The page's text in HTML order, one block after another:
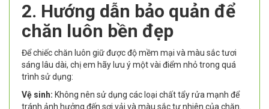
2. Hướng dẫn bảo quản để
chăn luôn bền đẹp
Để chiếc chăn luôn giữ được độ mềm mại và màu sắc tươi
sáng lâu dài, chị em hãy lưu ý một vài điểm nhỏ trong quá
trình sử dụng:
Vệ sinh: Không nên sử dụng các loại chất tẩy rửa mạnh để
tránh ảnh hưởng đến sợi vải và màu sắc tự nhiên của chăn.